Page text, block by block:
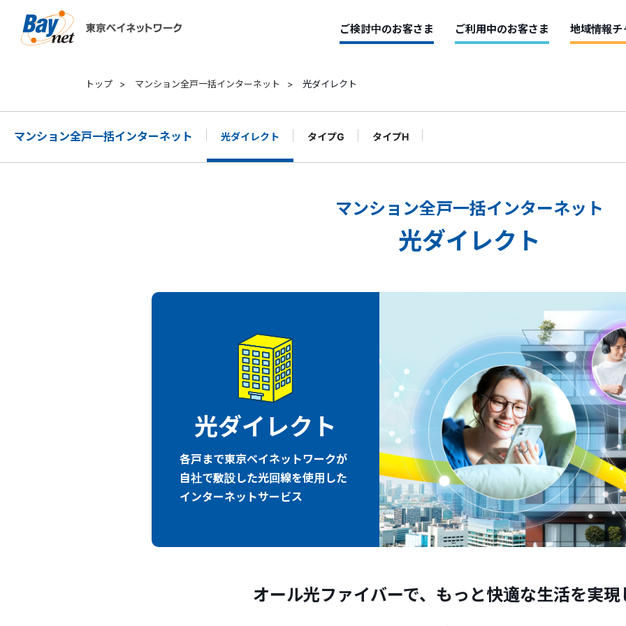
ご検討中のお客さま ご利用中のお客さま 地域情報チ
トップ > マンション全戸一括インターネット > 光ダイレクト
マンション全戸一括インターネット 光ダイレクト タイプG タイプH
光ダイレクト
光ダイレクト
各戸まで東京ベイネットワークが
自社で敷設した光回線を使用した
インターネットサービス
オール光ファイバーで、 もっと快適な生活を実現